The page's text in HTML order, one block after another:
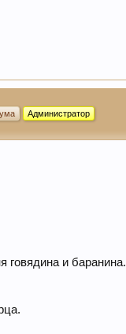
Администратор
говядина и баранина.